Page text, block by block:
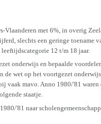
met 6%, in overig
slechts een geringe toename
12 t/m 18 jaar.
onderwijs en bepaalde
de wet op het voortgezet
vaak mavo. Anno 1980/'81 waren
staatje.
'81 naar